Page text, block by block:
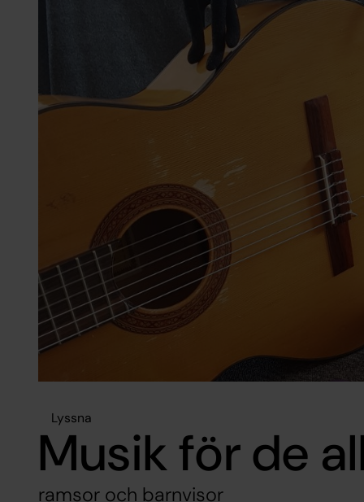
Lyssna
Musik för de
ramsor och barnvisor